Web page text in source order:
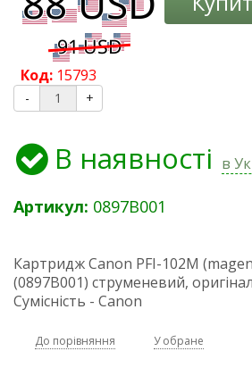
Код: 15793
- +
В наявності в
Артикул: 0897B001
Картридж Canon PFI-102M
(0897B001) струменевий,
Сумісність - Canon
До порівняння У обране